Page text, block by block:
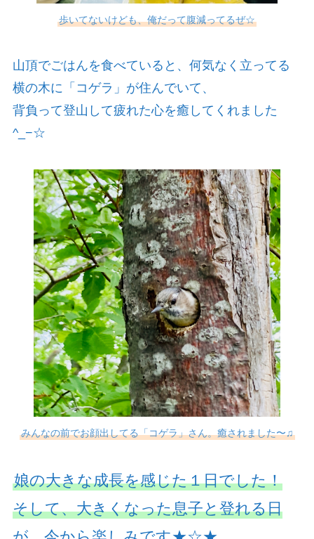
歩いてないけども、俺だって腹減ってるぜ☆
山頂でごはんを食べていると、何気なく立ってる
横の木に「コゲラ」が住んでいて、
背負って登山して疲れた心を癒してくれました
^_−☆
みんなの前でお顔出してる「コゲラ」さん。癒されました〜♫
娘の大きな成長を感じた１日でした！
そして、大きくなった息子と登れる日